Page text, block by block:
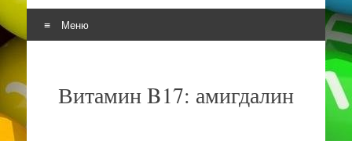
Меню
Витамин B17: амигдалин